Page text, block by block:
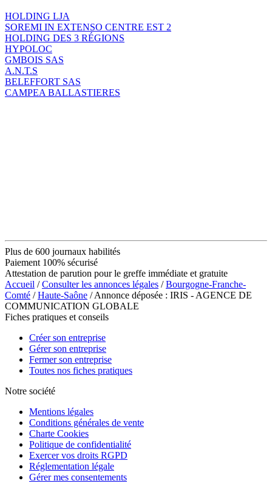
HOLDING LJA
SOREMI IN EXTENSO CENTRE EST 2
HOLDING DES 3 RÉGIONS
HYPOLOC
GMBOIS SAS
A.N.T.S
BELEFFORT SAS
CAMPEA BALLASTIERES
Plus de 600 journaux habilités
Paiement 100% sécurisé
Attestation de parution pour le greffe immédiate et gratuite
Accueil /Consulter les annonces légales /Bourgogne-Franche-
Comté /Haute-Saône / Annonce déposée : IRIS - AGENCE DE
COMMUNICATION GLOBALE
Fiches pratiques et conseils
Créer son entreprise
Gérer son entreprise
Fermer son entreprise
Toutes nos fiches pratiques
Notre société
Mentions légales
Conditions générales de vente
Charte Cookies
Politique de confidentialité
Exercer vos droits RGPD
Réglementation légale
Gérer mes consentements